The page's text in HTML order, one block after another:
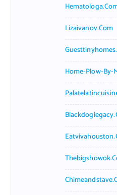
Lizaivanov.com
Home-Plow-By-